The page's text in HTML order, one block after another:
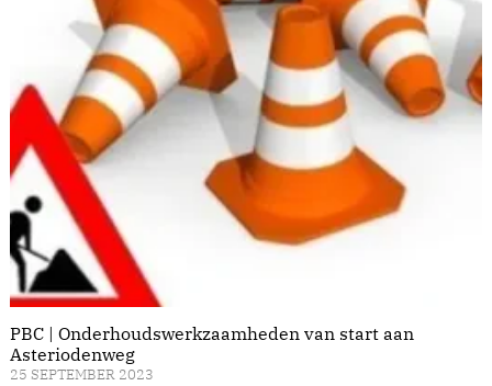
PBC | Onderhoudswerkzaamheden van start aan
Asteriodenweg
25 SEPTEMBER 2023